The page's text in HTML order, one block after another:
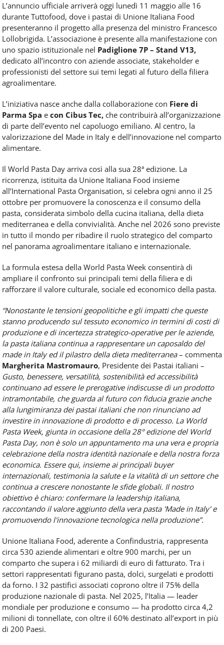
L’annuncio ufficiale arriverà oggi lunedì 11 maggio alle 16
durante Tuttofood, dove i pastai di Unione Italiana Food
presenteranno il progetto alla presenza del ministro Francesco
Lollobrigida. L’associazione è presente alla manifestazione con
uno spazio istituzionale nel Padiglione 7P – Stand V13,
dedicato all’incontro con aziende associate, stakeholder e
professionisti del settore sui temi legati al futuro della filiera
agroalimentare.
L’iniziativa nasce anche dalla collaborazione con Fiere di
Parma Spa e con Cibus Tec, che contribuirà all’organizzazione
di parte dell’evento nel capoluogo emiliano. Al centro, la
valorizzazione del Made in Italy e dell’innovazione nel comparto
alimentare.
Il World Pasta Day arriva così alla sua 28ª edizione. La
ricorrenza, istituita da Unione Italiana Food insieme
all’International Pasta Organisation, si celebra ogni anno il 25
ottobre per promuovere la conoscenza e il consumo della
pasta, considerata simbolo della cucina italiana, della dieta
mediterranea e della convivialità. Anche nel 2026 sono previste
in tutto il mondo per ribadire il ruolo strategico del comparto
nel panorama agroalimentare italiano e internazionale.
La formula estesa della World Pasta Week consentirà di
ampliare il confronto sui principali temi della filiera e di
rafforzare il valore culturale, sociale ed economico della pasta.
“Nonostante le tensioni geopolitiche e gli impatti che queste
stanno producendo sul tessuto economico in termini di costi di
produzione e di incertezza strategico-operative per le aziende,
la pasta italiana continua a rappresentare un caposaldo del
made in Italy ed il pilastro della dieta mediterranea– commenta
Margherita Mastromauro, Presidente dei Pastai italiani –
Gusto, benessere, versatilità, sostenibilità ed accessibilità
continuano ad essere le prerogative indiscusse di un prodotto
intramontabile, che guarda al futuro con fiducia grazie anche
alla lungimiranza dei pastai italiani che non rinunciano ad
investire in innovazione di prodotto e di processo. La World
Pasta Week, giunta in occasione della 28° edizione del World
Pasta Day, non è solo un appuntamento ma una vera e propria
celebrazione della nostra identità nazionale e della nostra forza
economica. Essere qui, insieme ai principali buyer
internazionali, testimonia la salute e la vitalità di un settore che
continua a crescere nonostante le sfide globali. Il nostro
obiettivo è chiaro: confermare la leadership italiana,
raccontando il valore aggiunto della vera pasta 'Made in Italy' e
promuovendo l'innovazione tecnologica nella produzione”.
Unione Italiana Food, aderente a Confindustria, rappresenta
circa 530 aziende alimentari e oltre 900 marchi, per un
comparto che supera i 62 miliardi di euro di fatturato. Tra i
settori rappresentati figurano pasta, dolci, surgelati e prodotti
da forno. I 32 pastifici associati coprono oltre il 75% della
produzione nazionale di pasta. Nel 2025, l’Italia — leader
mondiale per produzione e consumo — ha prodotto circa 4,2
milioni di tonnellate, con oltre il 60% destinato all’export in più
di 200 Paesi.